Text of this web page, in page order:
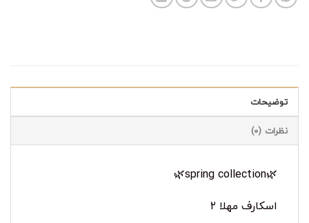
توضیحات
نظرات (0)
🌿spring collection🌿
اسکارف مهلا ۲